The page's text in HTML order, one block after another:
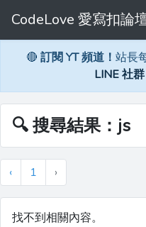
CodeLove 愛寫扣論
🔴 訂閱 YT 頻道！ 站長
LINE 社群
🔍 搜尋結果：js
‹ 1 ›
找不到相關內容。